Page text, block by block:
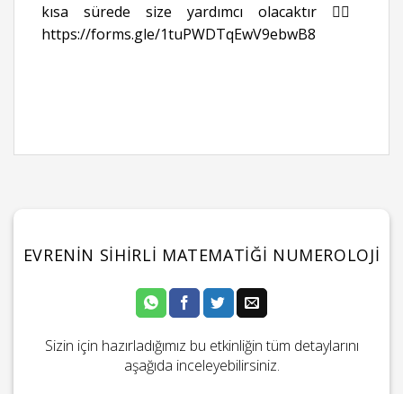
kısa sürede size yardımcı olacaktır 👉🏻
https://forms.gle/1tuPWDTqEwV9ebwB8
EVRENIN SIHIRLI MATEMATIĞI NUMEROLOJI
Sizin için hazırladığımız bu etkinliğin tüm detaylarını
aşağıda inceleyebilirsiniz.